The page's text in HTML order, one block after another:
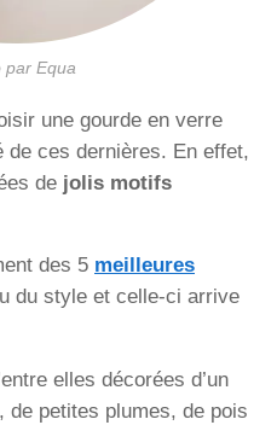
par Equa
une gourde en verre
de ces dernières. En effet,
de jolis motifs
des 5 meilleures
du style et celle-ci arrive
elles décorées d’un
de petites plumes, de pois